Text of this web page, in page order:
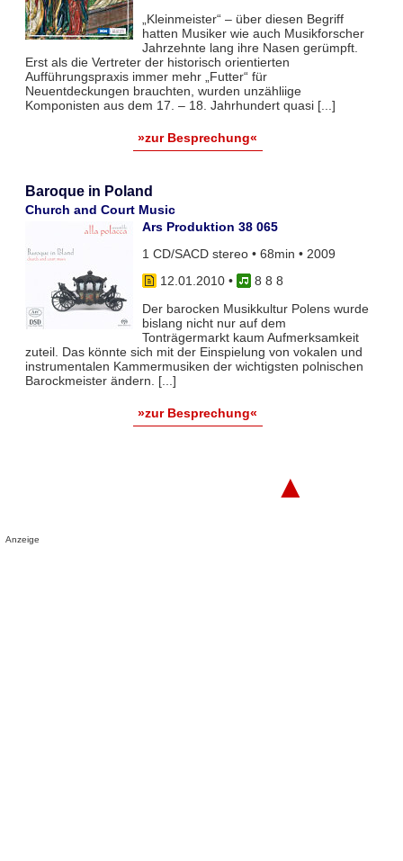
„Kleinmeister“ – über diesen Begriff
hatten Musiker wie auch Musikforscher
Jahrzehnte lang ihre Nasen gerümpft.
Erst als die Vertreter der historisch orientierten
Aufführungspraxis immer mehr „Futter“ für
Neuentdeckungen brauchten, wurden unzähliige
Komponisten aus dem 17. – 18. Jahrhundert quasi [...]
»zur Besprechung«
Baroque in Poland
Church and Court Music
Ars Produktion 38 065
1 CD/SACD stereo • 68min • 2009
12.01.2010•
8 8 8
Der barocken Musikkultur Polens wurde
bislang nicht nur auf dem
Tonträgermarkt kaum Aufmerksamkeit
zuteil. Das könnte sich mit der Einspielung von vokalen und
instrumentalen Kammermusiken der wichtigsten polnischen
Barockmeister ändern. [...]
»zur Besprechung«
▲
Anzeige